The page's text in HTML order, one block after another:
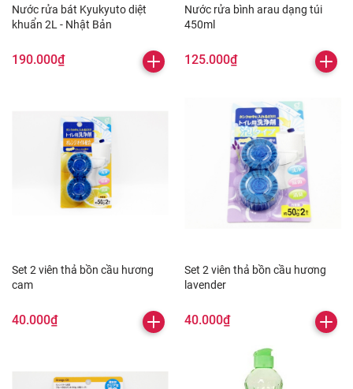
Nước rửa bát Kyukyuto diệt
khuẩn 2L - Nhật Bản
190.000₫
Nước rửa bình arau dạng túi
450ml
125.000₫
Set 2 viên thả bồn cầu hương
cam
40.000₫
Set 2 viên thả bồn cầu hương
lavender
40.000₫